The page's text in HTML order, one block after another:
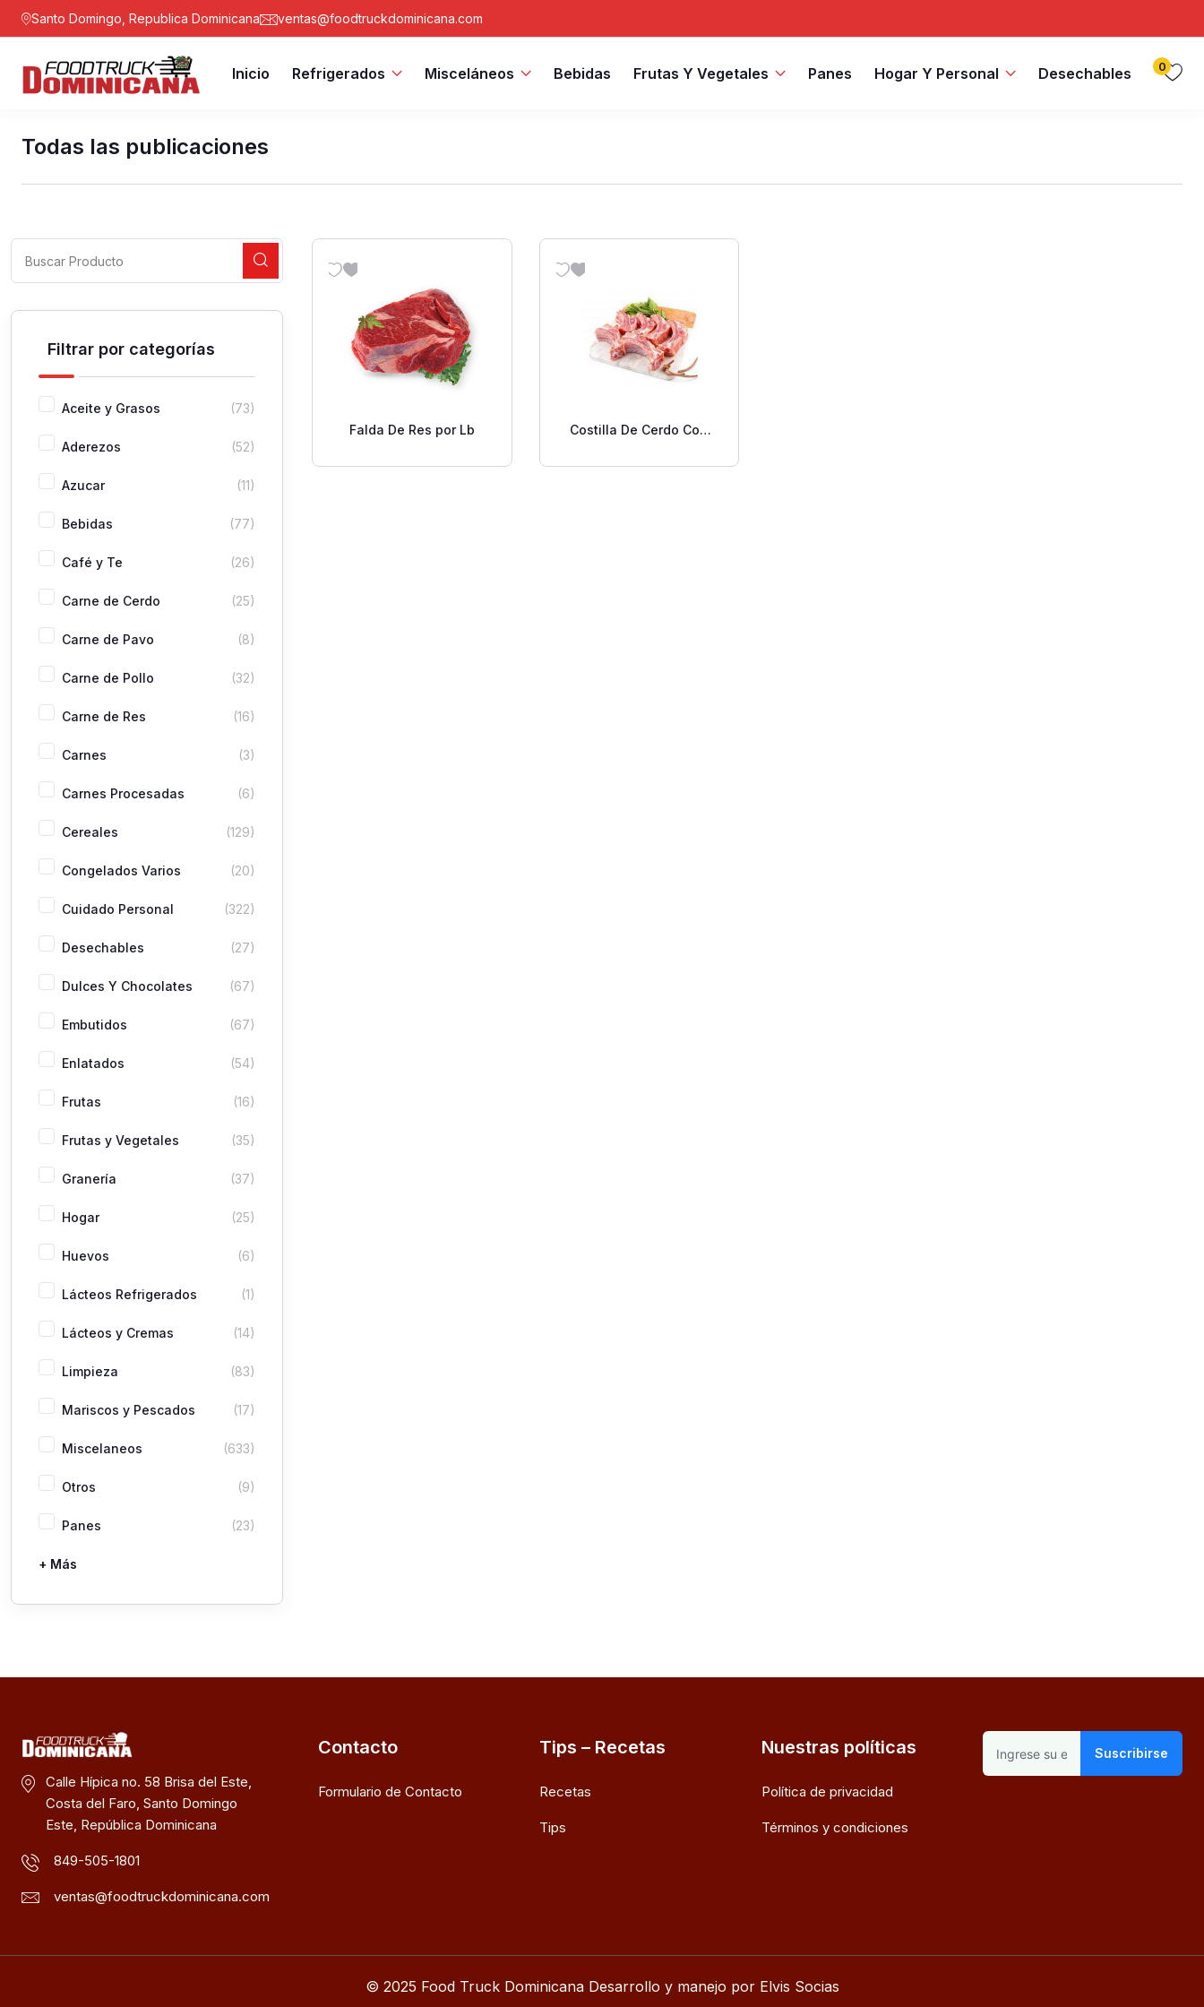
Santo Domingo, Republica Dominicana ventas@foodtruckdominicana.com
Inicio Refrigerados Misceláneos Bebidas Frutas Y Vegetales Panes Hogar Y Personal Desechables 0
Todas las publicaciones
Filtrar por categorías
Aceite y Grasos (73)
Aderezos (52)
Azucar (11)
Bebidas (77)
Café y Te (26)
Carne de Cerdo (25)
Carne de Pavo (8)
Carne de Pollo (32)
Carne de Res (16)
Carnes (3)
Carnes Procesadas (6)
Cereales (129)
Congelados Varios (20)
Cuidado Personal (322)
Desechables (27)
Dulces Y Chocolates (67)
Embutidos (67)
Enlatados (54)
Frutas (16)
Frutas y Vegetales (35)
Granería (37)
Hogar (25)
Huevos (6)
Lácteos Refrigerados (1)
Lácteos y Cremas (14)
Limpieza (83)
Mariscos y Pescados (17)
Miscelaneos (633)
Otros (9)
Panes (23)
Pastas
Picaderas
Sazones y Salsas
Vegetales
+ Más
Falda De Res por Lb
Costilla De Cerdo Con
Calle Hípica no. 58 Brisa del Este,
Costa del Faro, Santo Domingo
Este, República Dominicana
849-505-1801
ventas@foodtruckdominicana.com
Contacto
Formulario de Contacto
Tips – Recetas
Recetas
Tips
Nuestras políticas
Política de privacidad
Términos y condiciones
Suscribirse
© 2025 Food Truck Dominicana Desarrollo y manejo por Elvis Socias